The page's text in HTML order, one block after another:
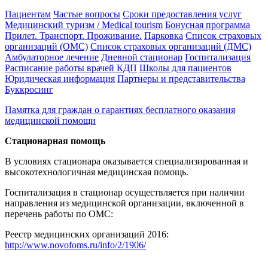
Пациентам Частые вопросы Сроки предоставления услуг
Медицинский туризм / Medical tourism Бонусная программа
Прилет. Транспорт. Проживание. Парковка Список страховых
организаций (ОМС) Список страховых организаций (ДМС)
Амбулаторное лечение Дневной стационар Госпитализация
Расписание работы врачей КДП Школы для пациентов
Юридическая информация Партнеры и представительства
Буккросинг
Памятка для граждан о гарантиях бесплатного оказания
медицинской помощи
Стационарная помощь
В условиях стационара оказывается специализированная и
высокотехнологичная медицинская помощь.
Госпитализация в стационар осуществляется при наличии
направления из медицинской организации, включенной в
перечень работы по ОМС:
Реестр медицинских организаций 2016:
http://www.novofoms.ru/info/2/1906/